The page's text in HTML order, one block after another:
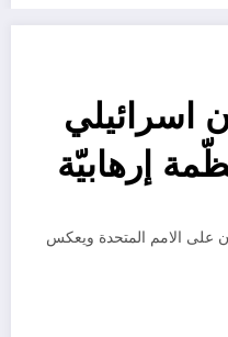
اسرائيلي
إرهابيّة
على الامم المتحدة ويعكس